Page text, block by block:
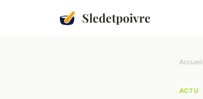
Sledetpoivre
Accueil
ACTU